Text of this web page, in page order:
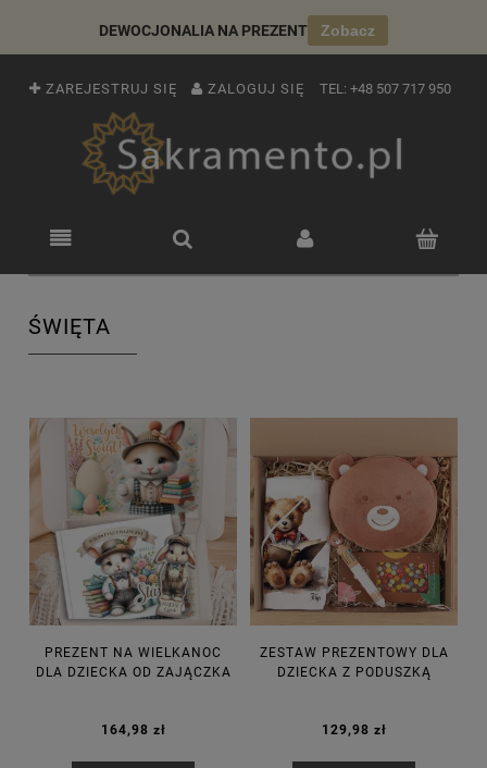
DEWOCJONALIA NA PREZENT Zobacz
ZAREJESTRUJ SIĘ ZALOGUJ SIĘ TEL: +48 507 717 950
ŚWIĘTA
PREZENT NA WIELKANOC
DLA DZIECKA OD ZAJĄCZKA
164,98 zł
ZESTAW PREZENTOWY DLA
DZIECKA Z PODUSZKĄ
129,98 zł